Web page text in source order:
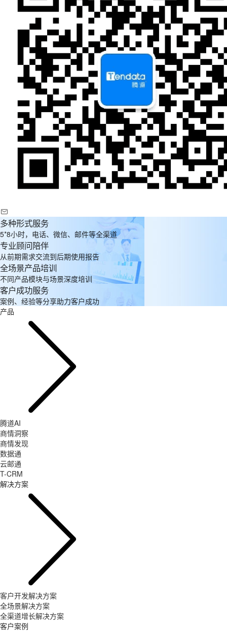
多种形式服务
5*8小时，电话、微信、邮件等全渠道
专业顾问陪伴
从前期需求交流到后期使用报告
全场景产品培训
不同产品模块与场景深度培训
客户成功服务
案例、经验等分享助力客户成功
产品
腾道AI
商情洞察
商情发现
数据通
云邮通
T-CRM
解决方案
客户开发解决方案
全场景解决方案
全渠道增长解决方案
客户案例